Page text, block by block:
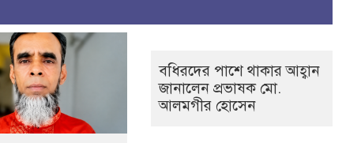
বধিরদের পাশে থাকার আহ্বান
জানালেন প্রভাষক মো.
আলমগীর হোসেন